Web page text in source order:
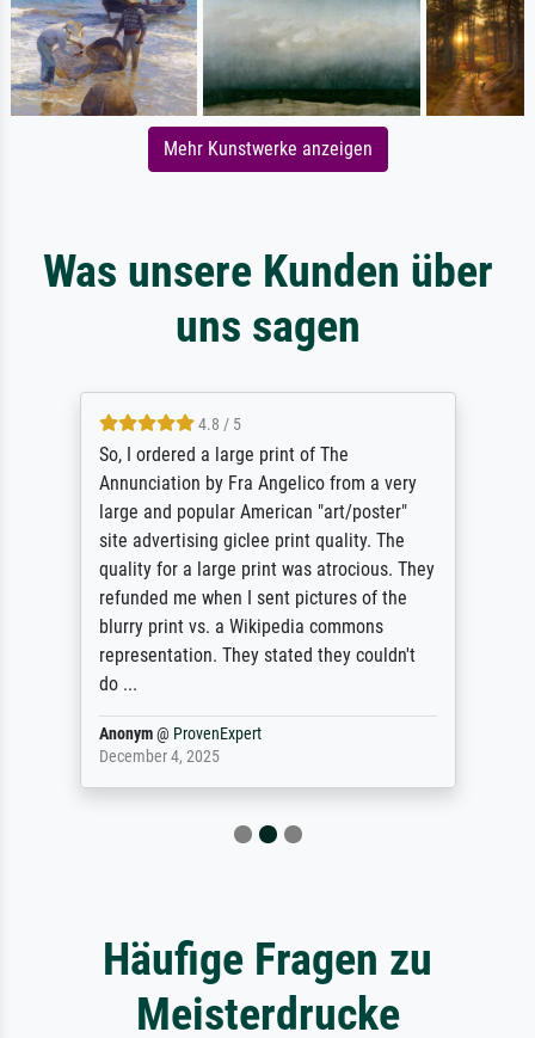
Mehr Kunstwerke anzeigen
Was unsere Kunden über
uns sagen
4.8 / 5
So, I ordered a large print of The
Annunciation by Fra Angelico from a very
large and popular American "art/poster"
site advertising giclee print quality. The
quality for a large print was atrocious. They
refunded me when I sent pictures of the
blurry print vs. a Wikipedia commons
representation. They stated they couldn't
do ...
Anonym@ ProvenExpert
December 4, 2025
Häufige Fragen zu
Meisterdrucke